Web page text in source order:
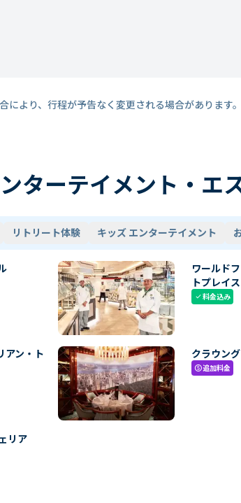
より、行程が予告なく変更される場合があります。
ターテイメント・エ
リトリート体験 キッズ エンターテイメント
ワールド
トプレイス
check料金込み
アン・ト
クラウン
paid追加料金
リア